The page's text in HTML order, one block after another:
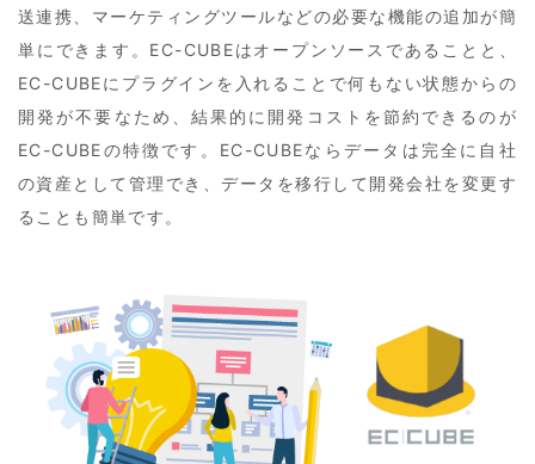
送連携、マーケティングツールなどの必要な機能の追加が簡
単にできます。EC-CUBEはオープンソースであることと、
EC-CUBEにプラグインを入れることで何もない状態からの
開発が不要なため、結果的に開発コストを節約できるのが
EC-CUBEの特徴です。EC-CUBEならデータは完全に自社
の資産として管理でき、データを移行して開発会社を変更す
ることも簡単です。